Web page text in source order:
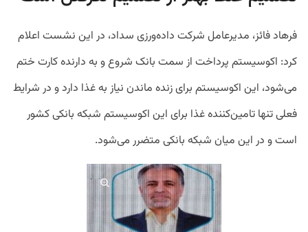
فرهاد فائز، مدیرعامل شرکت داده‌ورزی سداد، در این نشست اعلام
کرد: اکوسیستم پرداخت از سمت بانک شروع و به دارنده کارت ختم
می‌شود، این اکوسیستم برای زنده ماندن نیاز به غذا دارد و در شرایط
فعلی تنها تامین‌کننده غذا برای این اکوسیستم شبکه بانکی کشور
است و در این میان شبکه بانکی متضرر می‌شود.